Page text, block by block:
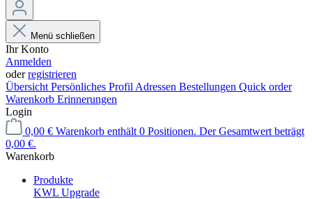
Menü schließen
Ihr Konto
Anmelden
oderregistrieren
Übersicht Persönliches Profil Adressen Bestellungen Quick order
Warenkorb Erinnerungen
Login
0,00 € Warenkorb enthält 0 Positionen. Der Gesamtwert beträgt
0,00 €.
Warenkorb
Produkte
KWL Upgrade